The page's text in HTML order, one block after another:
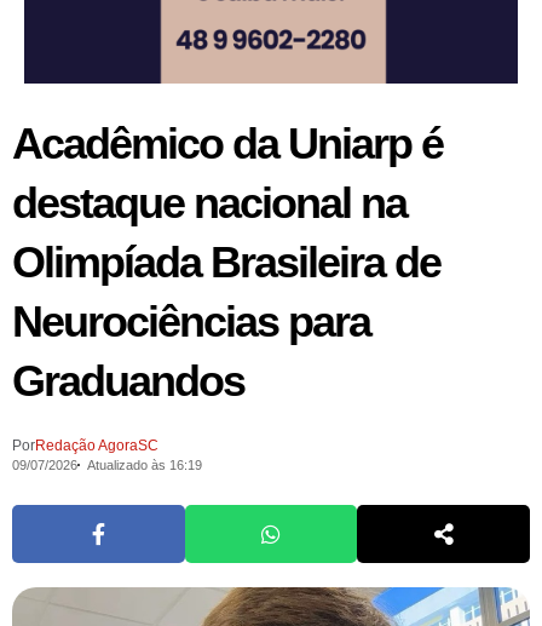
Acadêmico da Uniarp é
destaque nacional na
Olimpíada Brasileira de
Neurociências para
Graduandos
PorRedação AgoraSC
09/07/2026 Atualizado às 16:19